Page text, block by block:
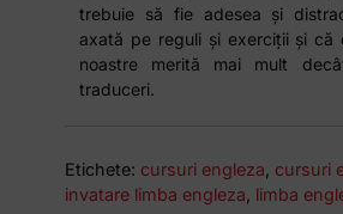
trebuie să fie adesea și
axată pe reguli și exerciții și că
noastre merită mai mult
traduceri.
Etichete: cursuri engleza, cursuri
invatare limba engleza, limba